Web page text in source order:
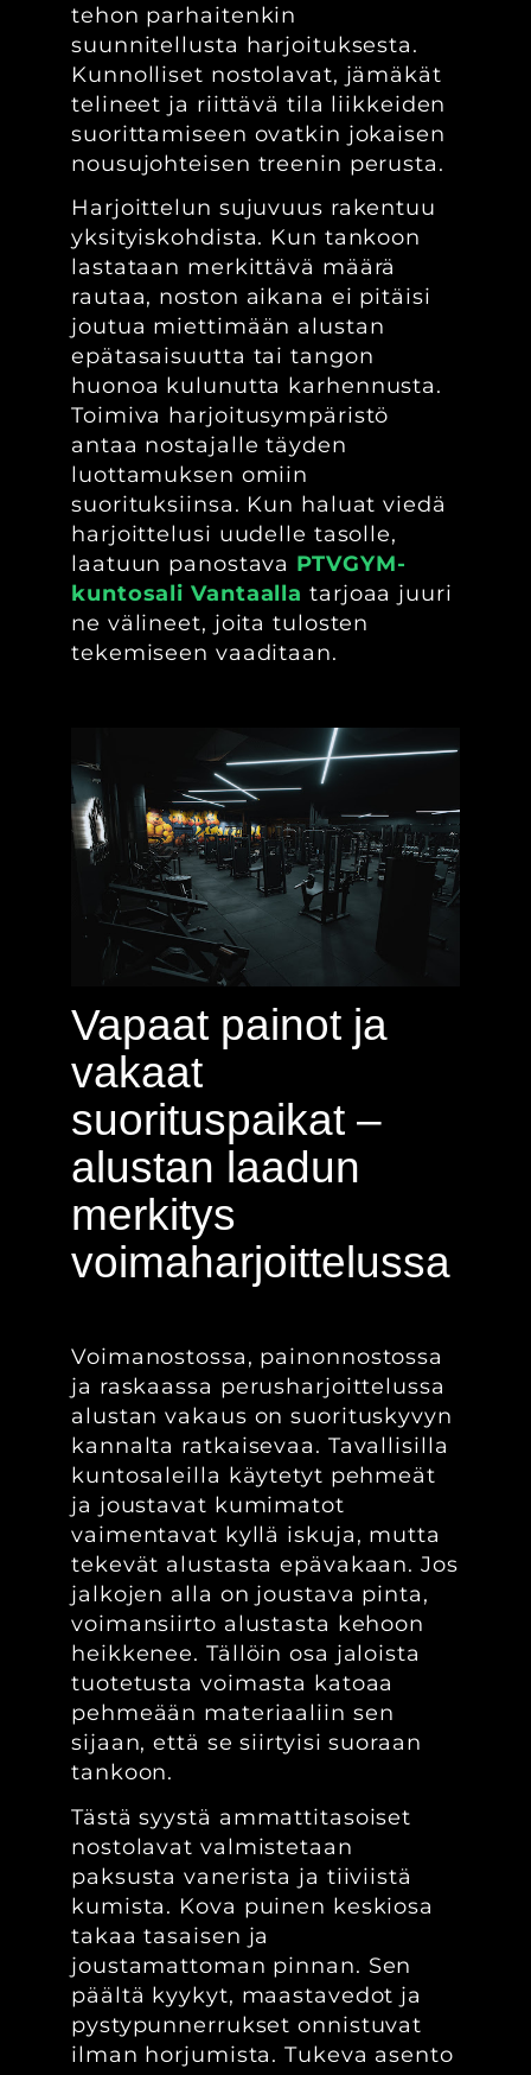
tehon parhaitenkin
suunnitellusta harjoituksesta.
Kunnolliset nostolavat, jämäkät
telineet ja riittävä tila liikkeiden
suorittamiseen ovatkin jokaisen
nousujohteisen treenin perusta.
Harjoittelun sujuvuus rakentuu
yksityiskohdista. Kun tankoon
lastataan merkittävä määrä
rautaa, noston aikana ei pitäisi
joutua miettimään alustan
epätasaisuutta tai tangon
huonoa kulunutta karhennusta.
Toimiva harjoitusympäristö
antaa nostajalle täyden
luottamuksen omiin
suorituksiinsa. Kun haluat viedä
harjoittelusi uudelle tasolle,
laatuun panostava PTVGYM-
kuntosali Vantaalla tarjoaa juuri
ne välineet, joita tulosten
tekemiseen vaaditaan.
Vapaat painot ja
vakaat
suorituspaikat –
alustan laadun
merkitys
voimaharjoittelussa
Voimanostossa, painonnostossa
ja raskaassa perusharjoittelussa
alustan vakaus on suorituskyvyn
kannalta ratkaisevaa. Tavallisilla
kuntosaleilla käytetyt pehmeät
ja joustavat kumimatot
vaimentavat kyllä iskuja, mutta
tekevät alustasta epävakaan. Jos
jalkojen alla on joustava pinta,
voimansiirto alustasta kehoon
heikkenee. Tällöin osa jaloista
tuotetusta voimasta katoaa
pehmeään materiaaliin sen
sijaan, että se siirtyisi suoraan
tankoon.
Tästä syystä ammattitasoiset
nostolavat valmistetaan
paksusta vanerista ja tiiviistä
kumista. Kova puinen keskiosa
takaa tasaisen ja
joustamattoman pinnan. Sen
päältä kyykyt, maastavedot ja
pystypunnerrukset onnistuvat
ilman horjumista. Tukeva asento